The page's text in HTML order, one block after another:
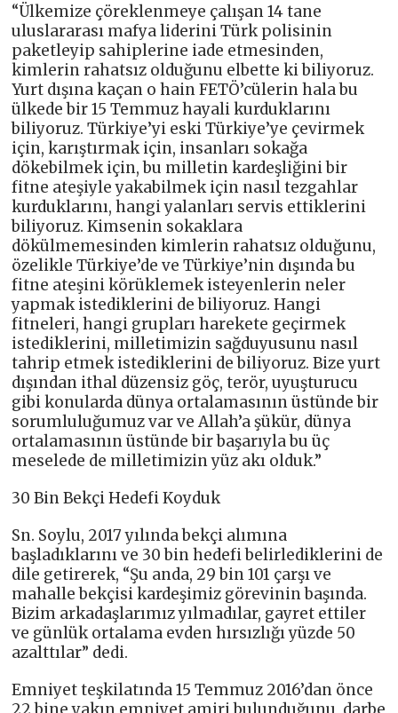
“Ülkemize çöreklenmeye çalışan 14 tane
uluslararası mafya liderini Türk polisinin
paketleyip sahiplerine iade etmesinden,
kimlerin rahatsız olduğunu elbette ki biliyoruz.
Yurt dışına kaçan o hain FETÖ’cülerin hala bu
ülkede bir 15 Temmuz hayali kurduklarını
biliyoruz. Türkiye’yi eski Türkiye’ye çevirmek
için, karıştırmak için, insanları sokağa
dökebilmek için, bu milletin kardeşliğini bir
fitne ateşiyle yakabilmek için nasıl tezgahlar
kurduklarını, hangi yalanları servis ettiklerini
biliyoruz. Kimsenin sokaklara
dökülmemesinden kimlerin rahatsız olduğunu,
özelikle Türkiye’de ve Türkiye’nin dışında bu
fitne ateşini körüklemek isteyenlerin neler
yapmak istediklerini de biliyoruz. Hangi
fitneleri, hangi grupları harekete geçirmek
istediklerini, milletimizin sağduyusunu nasıl
tahrip etmek istediklerini de biliyoruz. Bize yurt
dışından ithal düzensiz göç, terör, uyuşturucu
gibi konularda dünya ortalamasının üstünde bir
sorumluluğumuz var ve Allah’a şükür, dünya
ortalamasının üstünde bir başarıyla bu üç
meselede de milletimizin yüz akı olduk.”
30 Bin Bekçi Hedefi Koyduk
Sn. Soylu, 2017 yılında bekçi alımına
başladıklarını ve 30 bin hedefi belirlediklerini de
dile getirerek, “Şu anda, 29 bin 101 çarşı ve
mahalle bekçisi kardeşimiz görevinin başında.
Bizim arkadaşlarımız yılmadılar, gayret ettiler
ve günlük ortalama evden hırsızlığı yüzde 50
azalttılar” dedi.
Emniyet teşkilatında 15 Temmuz 2016’dan önce